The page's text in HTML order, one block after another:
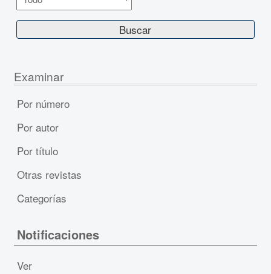
Examinar
Por número
Por autor
Por título
Otras revistas
Categorías
Notificaciones
Ver